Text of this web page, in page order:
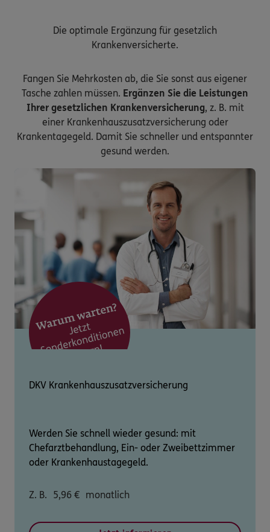
Die optimale Ergänzung für gesetzlich
Krankenversicherte.
Fangen Sie Mehrkosten ab, die Sie sonst aus eigener
Tasche zahlen müssen. Ergänzen Sie die Leistungen
Ihrer gesetzlichen Krankenversicherung, z. B. mit
einer Krankenhauszusatzversicherung oder
Krankentagegeld. Damit Sie schneller und entspannter
gesund werden.
DKV Krankenhauszusatzversicherung
Werden Sie schnell wieder gesund: mit
Chefarztbehandlung, Ein- oder Zweibettzimmer
oder Krankenhaustagegeld.
Z. B. 5,96 € monatlich